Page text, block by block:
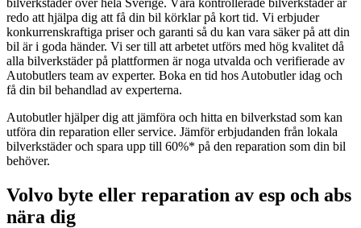
redo att hjälpa dig att få din bil körklar på kort tid. Vi erbjuder
konkurrenskraftiga priser och garanti så du kan vara säker på att din
bil är i goda händer. Vi ser till att arbetet utförs med hög kvalitet då
alla bilverkstäder på plattformen är noga utvalda och verifierade av
Autobutlers team av experter. Boka en tid hos Autobutler idag och
få din bil behandlad av experterna.
Autobutler hjälper dig att jämföra och hitta en bilverkstad som kan
utföra din reparation eller service. Jämför erbjudanden från lokala
bilverkstäder och spara upp till 60%* på den reparation som din bil
behöver.
Volvo byte eller reparation av esp och abs
nära dig